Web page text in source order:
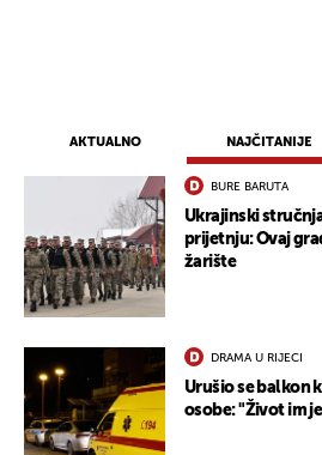
AKTUALNO NAJČITANIJE
BURE BARUTA
Ukrajinski
prijetnju: Ovaj
žarište
DRAMA U RIJECI
Urušio se balkon
osobe: "Život im
UKLJUČITE